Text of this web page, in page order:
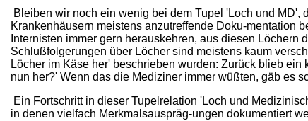
Bleiben wir noch ein wenig bei dem Tupel 'Loch und
Krankenhäusern meistens anzutreffende Doku-mentation
Internisten immer gern herauskehren, aus diesen
Schlußfolgerungen über Löcher sind meistens kaum
Löcher im Käse her' beschrieben wurden: Zurück blieb
nun her?' Wenn das die Mediziner immer wüßten, gäb es
Ein Fortschritt in dieser Tupelrelation 'Loch und
in denen vielfach Merkmalsauspräg-ungen dokumentiert